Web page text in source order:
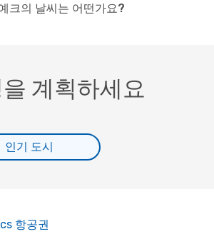
크의 날씨는 어떤가요?
계획하세요
인기 도시
항공권